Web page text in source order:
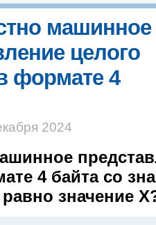
машинное
целого
формате 4
2024
4 байта со
значение